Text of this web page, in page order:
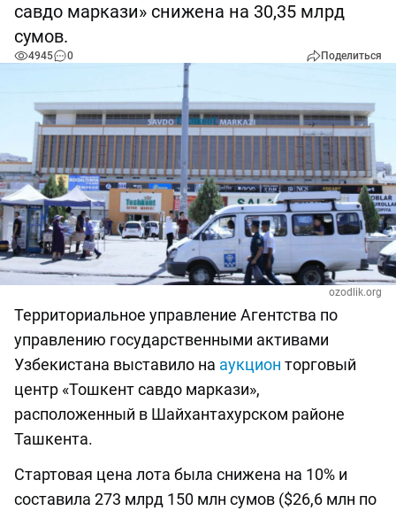
савдо маркази» снижена на 30,35 млрд
сумов.
4945 0 Поделиться
ozodlik.org
Территориальное управление Агентства по
управлению государственными активами
Узбекистана выставило на аукцион торговый
центр «Тошкент савдо маркази»,
расположенный в Шайхантахурском районе
Ташкента.
Стартовая цена лота была снижена на 10% и
составила 273 млрд 150 млн сумов ($26,6 млн по